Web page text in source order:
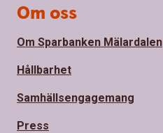
Om oss
Om Sparbanken Mälardalen
Hållbarhet
Samhällsengagemang
Press